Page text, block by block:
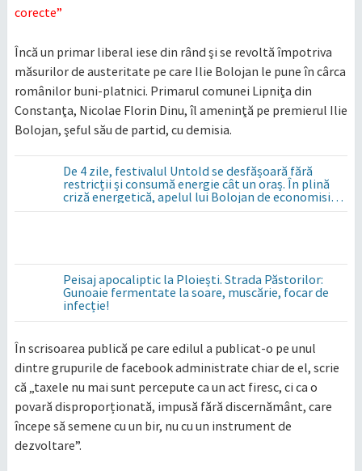
Încă un primar liberal iese din rând şi se revoltă împotriva
măsurilor de austeritate pe care Ilie Bolojan le pune în cârca
românilor buni-platnici. Primarul comunei Lipniţa din
Constanţa, Nicolae Florin Dinu, îl ameninţă pe premierul Ilie
Bolojan, şeful său de partid, cu demisia.
De 4 zile, festivalul Untold se desfășoară fără
restricții și consumă energie cât un oraș. În plină
criză energetică, apelul lui Bolojan de economisire
a energiei nu s-a auzit la Cluj, în orașul condus de
Peisaj apocaliptic la Ploiești. Strada Păstorilor:
Gunoaie fermentate la soare, muscărie, focar de
infecție!
În scrisoarea publică pe care edilul a publicat-o pe unul
dintre grupurile de facebook administrate chiar de el, scrie
că „taxele nu mai sunt percepute ca un act firesc, ci ca o
povară disproporționată, impusă fără discernământ, care
începe să semene cu un bir, nu cu un instrument de
dezvoltare”.